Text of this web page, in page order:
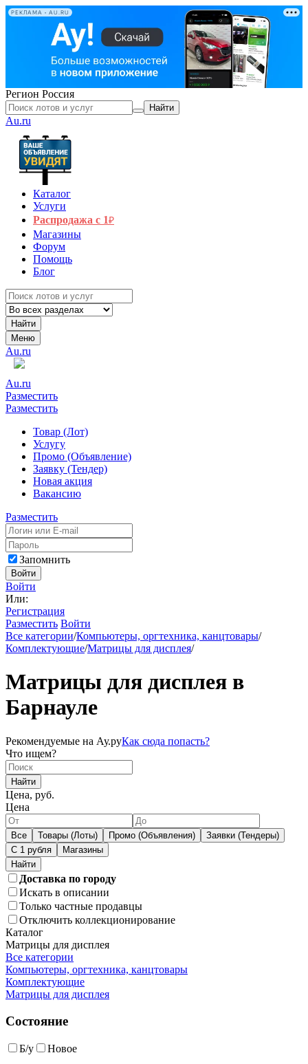
РЕКЛАМА • AU.RU
Регион Россия
Найти
Au.ru
Каталог
Услуги
Распродажа с 1₽
Магазины
Форум
Помощь
Блог
Найти
Меню
Au.ru
Au.ru
Разместить
Разместить
Товар (Лот)
Услугу
Промо (Объявление)
Заявку (Тендер)
Новая акция
Вакансию
Разместить
Запомнить
Войти
Войти
Или:
Регистрация
Разместить Войти
Все категории/Компьютеры, оргтехника, канцтовары/
Комплектующие/Матрицы для дисплея/
Матрицы для дисплея в
Барнауле
Рекомендуемые на Ау.руКак сюда попасть?
Что ищем?
Найти
Цена, руб.
Цена
Все Товары (Лоты) Промо (Объявления)
Заявки (Тендеры)
С 1 рубля
Магазины
Доставка по городу
Искать в описании
Только частные продавцы
Отключить коллекционирование
Каталог
Матрицы для дисплея
Все категории
Компьютеры, оргтехника, канцтовары
Комплектующие
Матрицы для дисплея
Состояние
Б/у Новое